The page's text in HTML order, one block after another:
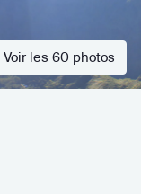
Voir les 60 photos